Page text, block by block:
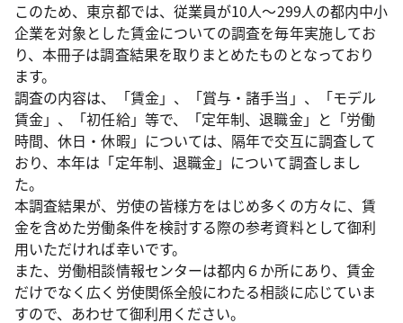
このため、東京都では、従業員が10人～299人の都内中小
企業を対象とした賃金についての調査を毎年実施してお
り、本冊子は調査結果を取りまとめたものとなっており
ます。
調査の内容は、「賃金」、「賞与・諸手当」、「モデル
賃金」、「初任給」等で、「定年制、退職金」と「労働
時間、休日・休暇」については、隔年で交互に調査して
おり、本年は「定年制、退職金」について調査しまし
た。
本調査結果が、労使の皆様方をはじめ多くの方々に、賃
金を含めた労働条件を検討する際の参考資料として御利
用いただければ幸いです。
また、労働相談情報センターは都内６か所にあり、賃金
だけでなく広く労使関係全般にわたる相談に応じていま
すので、あわせて御利用ください。